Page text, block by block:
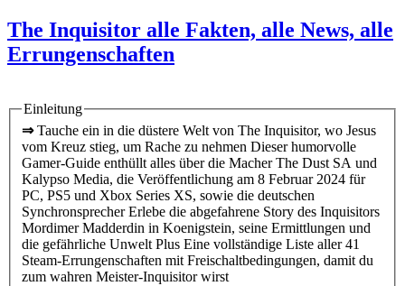
The Inquisitor alle Fakten, alle News, alle
Errungenschaften
Einleitung
⇒Tauche ein in die düstere Welt von The Inquisitor, wo Jesus
vom Kreuz stieg, um Rache zu nehmen Dieser humorvolle
Gamer-Guide enthüllt alles über die Macher The Dust SA und
Kalypso Media, die Veröffentlichung am 8 Februar 2024 für
PC, PS5 und Xbox Series XS, sowie die deutschen
Synchronsprecher Erlebe die abgefahrene Story des Inquisitors
Mordimer Madderdin in Koenigstein, seine Ermittlungen und
die gefährliche Unwelt Plus Eine vollständige Liste aller 41
Steam-Errungenschaften mit Freischaltbedingungen, damit du
zum wahren Meister-Inquisitor wirst